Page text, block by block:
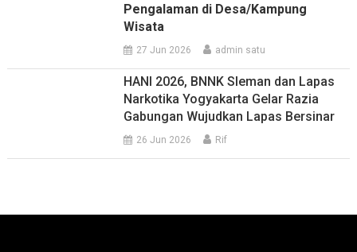
Pengalaman di Desa/Kampung
Wisata
27 Jun 2026 admin satu
HANI 2026, BNNK Sleman dan Lapas
Narkotika Yogyakarta Gelar Razia
Gabungan Wujudkan Lapas Bersinar
26 Jun 2026 Rif